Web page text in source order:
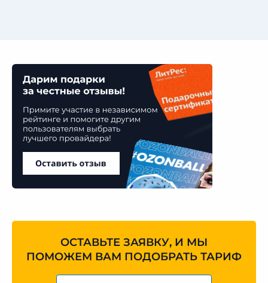
ОСТАВЬТЕ ЗАЯВКУ, И МЫ
ПОМОЖЕМ ВАМ ПОДОБРАТЬ ТАРИФ